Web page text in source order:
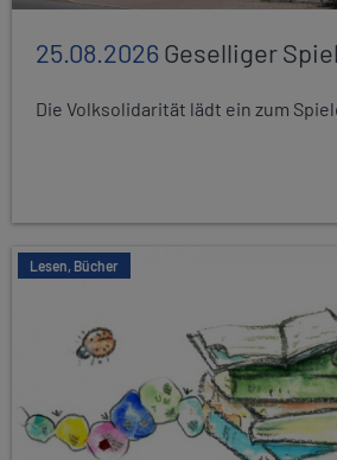
25.08.2026Geselliger
Die Volksolidarität lädt ein zum
Lesen, Bücher